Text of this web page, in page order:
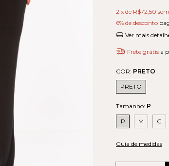
2 x de R$72,50
6% de desconto
Ver mais
Frete grátis a
COR: PRETO
PRETO
Tamanho: P
P M G
Guia de medidas